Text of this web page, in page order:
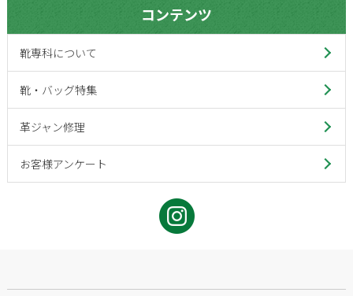
コンテンツ
靴専科について
靴・バッグ特集
革ジャン修理
お客様アンケート